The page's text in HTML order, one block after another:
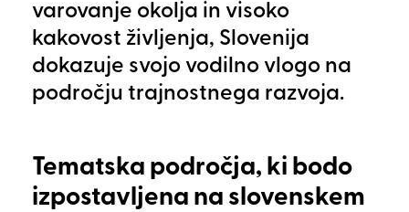
varovanje okolja in visoko
kakovost življenja, Slovenija
dokazuje svojo vodilno vlogo na
področju trajnostnega razvoja.
Tematska področja, ki bodo
izpostavljena na slovenskem